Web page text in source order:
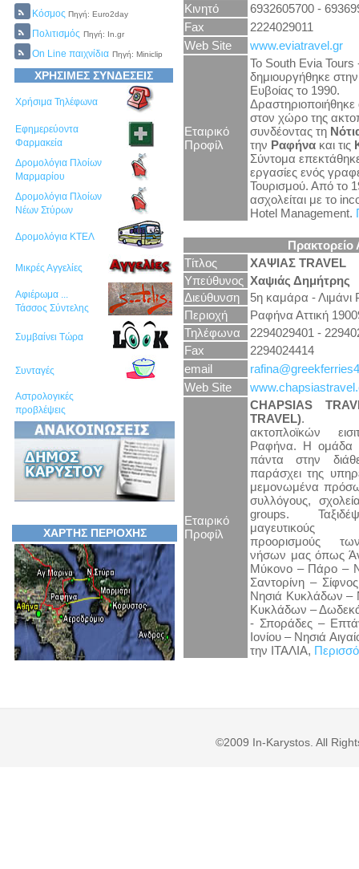
Κόσμος Πηγή: Euro2day
Πολιτισμός Πηγή: In.gr
On Line παιχνίδια Πηγή: Miniclip
ΧΡΗΣΙΜΕΣ ΣΥΝΔΕΣΕΙΣ
Χρήσιμα Τηλέφωνα
Εφημερεύοντα
Φαρμακεία
Δρομολόγια Πλοίων
Μαρμαρίου
Δρομολόγια Πλοίων
Νέων Στύρων
Δρομολόγια ΚΤΕΛ
Μικρές Αγγελίες
Αφιέρωμα ...
Τάσσος Σύντελης
Συμβαίνει Τώρα
Συνταγές
Αστρολογικές
προβλέψεις
ΧΑΡΤΗΣ ΠΕΡΙΟΧΗΣ
Κινητό
6932605700 -
Fax
2224029011
Web Site
www.eviatravel.gr
Εταιρικό
Προφίλ
Το South Evia
δημιουργήθηκε
Ευβοίας το 1990.
Δραστηριοποιήθηκε
στον χώρο της
συνδέοντας τη
την Ραφήνα και τις
Σύντομα
εργασίες ενός
Τουρισμού. Από το
ασχολείται με το
Hotel Management.
Πρακτορείο
Τίτλος
ΧΑΨΙΑΣ TRAVEL
Υπεύθυνος Χαψιάς Δημήτρης
Διεύθυνση
5η καμάρα - Λιμάνι
Περιοχή
Ραφήνα Αττική
Τηλέφωνα
2294029401 -
Fax
2294024414
email
Web Site
Εταιρικό
Προφίλ
CHAPSIAS
TRAVEL).
ακτοπλοϊκών
Ραφήνα. Η ομάδα
πάντα στην
παράσχει της
μεμονωμένα
συλλόγους,
groups.
μαγευτικούς
προορισμούς
νήσων μας όπως
Μύκονο – Πάρο –
Σαντορίνη –
Νησιά Κυκλάδων –
Κυκλάδων –
- Σποράδες –
Ιονίου – Νησιά
την ΙΤΑΛΙΑ,
©2009 In-Karystos. All